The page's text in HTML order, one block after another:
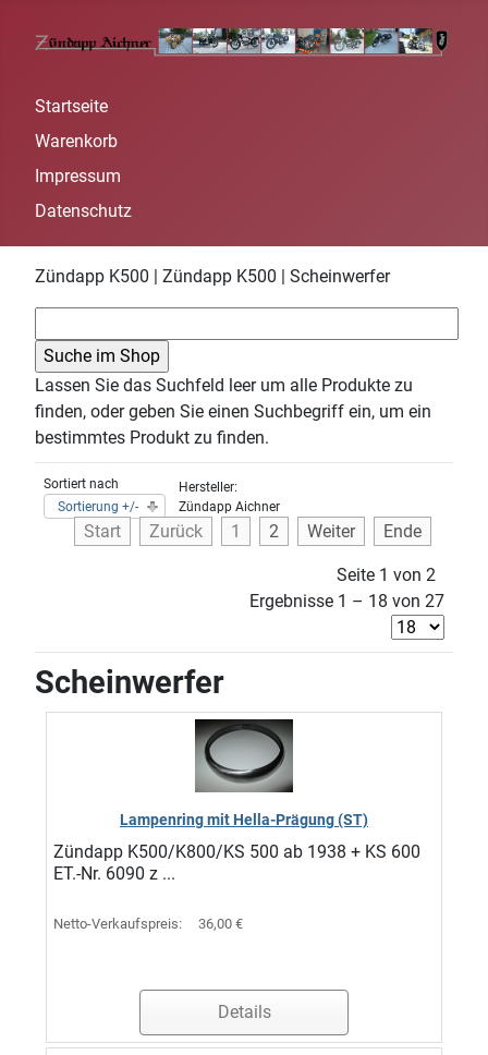
Startseite
Warenkorb
Impressum
Datenschutz
Zündapp K500 | Zündapp K500 | Scheinwerfer
Lassen Sie das Suchfeld leer um alle Produkte zu
finden, oder geben Sie einen Suchbegriff ein, um ein
bestimmtes Produkt zu finden.
Sortiert nach
Sortierung +/-
Hersteller:
Zündapp Aichner
Start Zurück 1 2 Weiter Ende
Seite 1 von 2
Ergebnisse 1 – 18 von 27
Scheinwerfer
Lampenring mit Hella-Prägung (ST)
Zündapp K500/K800/KS 500 ab 1938 + KS 600
ET.-Nr. 6090 z ...
Netto-Verkaufspreis: 36,00 €
Details